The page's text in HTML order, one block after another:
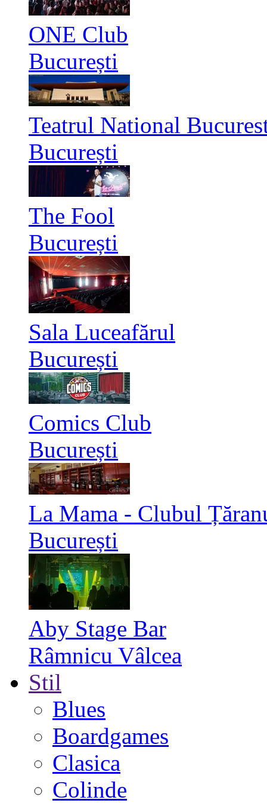
ONE Club
București
Teatrul National
București
The Fool
București
Sala Luceafărul
București
Comics Club
București
La Mama - Clubul
București
Aby Stage Bar
Râmnicu Vâlcea
Stil
Blues
Boardgames
Clasica
Colinde